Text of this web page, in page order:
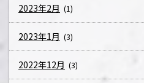
2023年2月 (1)
2023年1月 (3)
2022年12月 (3)